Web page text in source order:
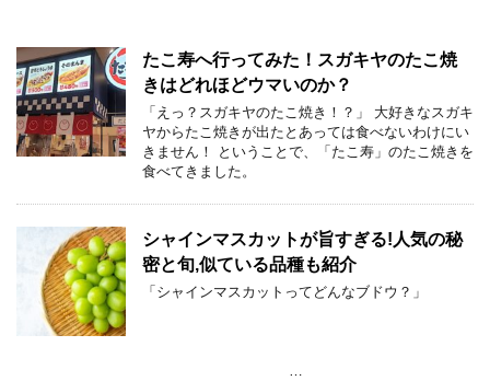
たこ寿へ行ってみた！スガキヤのたこ焼
きはどれほどウマいのか？
「えっ？スガキヤのたこ焼き！？」 大好きなスガキ
ヤからたこ焼きが出たとあっては食べないわけにい
きません！ ということで、「たこ寿」のたこ焼きを
食べてきました。
シャインマスカットが旨すぎる!人気の秘
密と旬,似ている品種も紹介
「シャインマスカットってどんなブドウ？」
…